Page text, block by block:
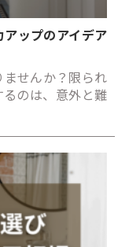
ップのアイデア
せんか？限られ
のは、意外と難